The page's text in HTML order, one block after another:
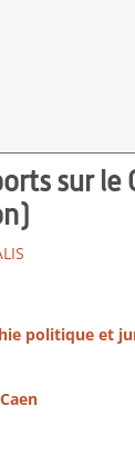
sur le
politique et